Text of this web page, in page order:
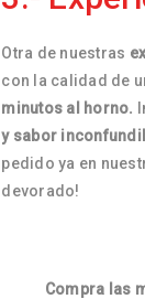
Otra de nuestras
con la calidad de
minutos al horno.
y sabor
pedido ya en
devorado!
Compra las